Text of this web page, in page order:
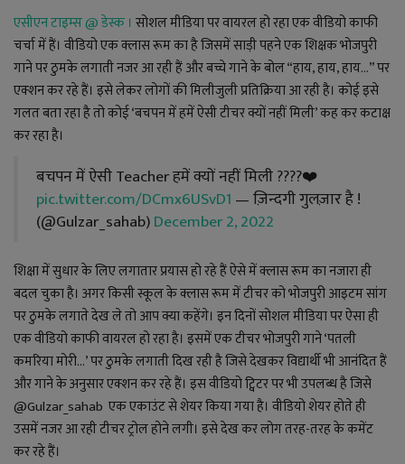
धर्म-संस्कृति
करियर
वीडियो
Language
एसीएन टाइम्स @ डेस्क । सोशल मीडिया पर वायरल हो रहा एक वीडियो काफी
चर्चा में हैं। वीडियो एक क्लास रूम का है जिसमें साड़ी पहने एक शिक्षक भोजपुरी
गाने पर ठुमके लगाती नजर आ रही हैं और बच्चे गाने के बोल “हाय, हाय, हाय...” पर
एक्शन कर रहे हैं। इसे लेकर लोगों की मिलीजुली प्रतिक्रिया आ रही है। कोई इसे
गलत बता रहा है तो कोई ‘बचपन में हमें ऐसी टीचर क्यों नहीं मिली’ कह कर कटाक्ष
कर रहा है।
बचपन में ऐसी Teacher हमें क्यों नहीं मिली ????❤️
pic.twitter.com/DCmx6USvD1 — ज़िन्दगी गुलज़ार है !
(@Gulzar_sahab)December 2, 2022
शिक्षा में सुधार के लिए लगातार प्रयास हो रहे हैं ऐसे में क्लास रूम का नजारा ही
बदल चुका है। अगर किसी स्कूल के क्लास रूम में टीचर को भोजपुरी आइटम सांग
पर ठुमके लगाते देख ले तो आप क्या कहेंगे। इन दिनों सोशल मीडिया पर ऐसा ही
एक वीडियो काफी वायरल हो रहा है। इसमें एक टीचर भोजपुरी गाने ‘पतली
कमरिया मोरी…’ पर ठुमके लगाती दिख रही है जिसे देखकर विद्यार्थी भी आनंदित हैं
और गाने के अनुसार एक्शन कर रहे हैं। इस वीडियो ट्विटर पर भी उपलब्ध है जिसे
@Gulzar_sahab एक एकाउंट से शेयर किया गया है। वीडियो शेयर होते ही
उसमें नजर आ रही टीचर ट्रोल होने लगी। इसे देख कर लोग तरह-तरह के कमेंट
कर रहे हैं।